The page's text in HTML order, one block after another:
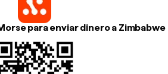
para enviar dinero a Zimbabwe